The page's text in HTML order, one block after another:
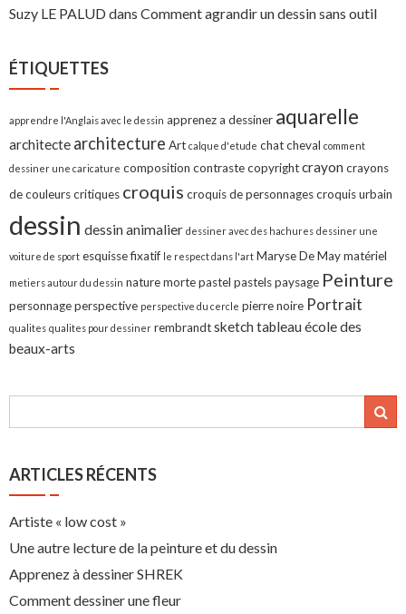
Suzy LE PALUDdans Comment agrandir un dessin sans outil
ÉTIQUETTES
apprendre l'Anglais avec le dessin apprenez a dessiner aquarelle
architecte architecture Art calque d'etude chatcheval comment
dessiner une caricature composition contrastecopyrightcrayon crayons
de couleurscritiques croquis croquis de personnagescroquis urbain
dessin dessin animalier dessiner avec des hachures dessiner une
voiture de sport esquissefixatif le respect dans l'art Maryse De Maymatériel
metiers autour du dessin nature mortepastel pastelspaysage Peinture
personnageperspective perspective du cercle pierre noire Portrait
qualites qualites pour dessiner rembrandtsketch tableau école des
beaux-arts
ARTICLES RÉCENTS
Artiste « low cost »
Une autre lecture de la peinture et du dessin
Apprenez à dessiner SHREK
Comment dessiner une fleur